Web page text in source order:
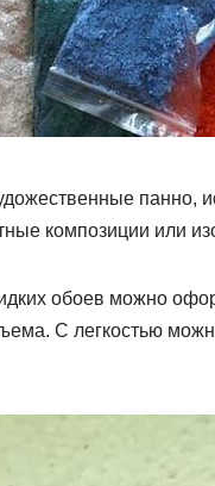
панно,
композиции или
обоев можно
С легкостью